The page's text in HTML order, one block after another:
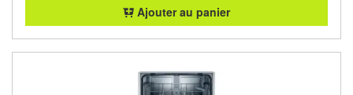
Ajouter au panier